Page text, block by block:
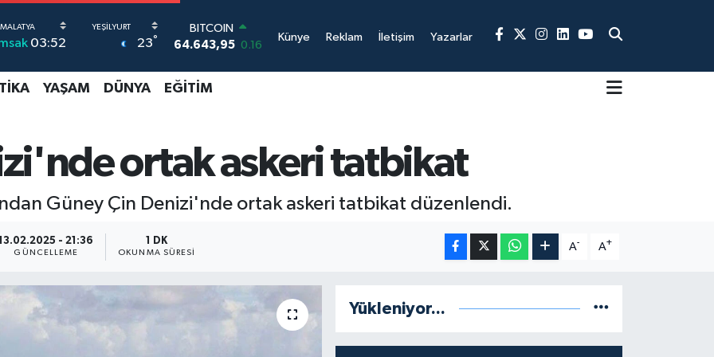
03:52 23°
DOLAR
47,6704 0
55,0406
BİST100
Künye Reklam İletişim Yazarlar
YAŞAM DÜNYA EĞITIM
ortak askeri tatbikat
Güney Çin Denizi'nde ortak askeri tatbikat düzenlendi.
- 21:36
GÜNCELLEME
1 DK
OKUNMA SÜRESI
A- A+
Yükleniyor...